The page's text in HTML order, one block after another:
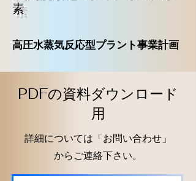
素
高圧水蒸気反応型プラント事業計画
PDFの資料ダウンロード
用
詳細については「お問い合わせ」
からご連絡下さい。